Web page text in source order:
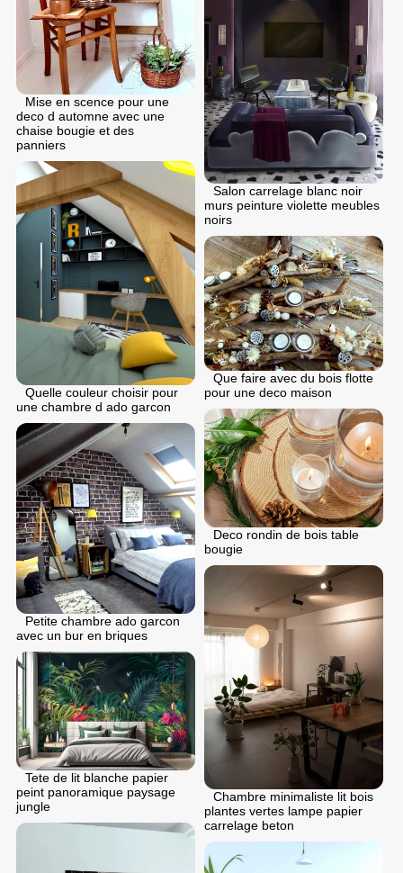
Mise en scence pour une
deco d automne avec une
chaise bougie et des
panniers
Salon carrelage blanc noir
murs peinture violette meubles
noirs
Quelle couleur choisir pour
une chambre d ado garcon
Que faire avec du bois flotte
pour une deco maison
Deco rondin de bois table
bougie
Petite chambre ado garcon
avec un bur en briques
Chambre minimaliste lit bois
plantes vertes lampe papier
carrelage beton
Tete de lit blanche papier
peint panoramique paysage
jungle